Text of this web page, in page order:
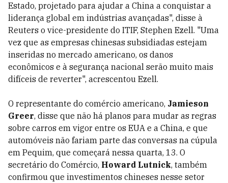
Estado, projetado para ajudar a China a conquistar a
liderança global em indústrias avançadas", disse à
Reuters o vice-presidente do ITIF, Stephen Ezell. "Uma
vez que as empresas chinesas subsidiadas estejam
inseridas no mercado americano, os danos
econômicos e à segurança nacional serão muito mais
difíceis de reverter", acrescentou Ezell.
O representante do comércio americano, Jamieson
Greer, disse que não há planos para mudar as regras
sobre carros em vigor entre os EUA e a China, e que
automóveis não fariam parte das conversas na cúpula
em Pequim, que começará nessa quarta, 13. O
secretário do Comércio, Howard Lutnick, também
confirmou que investimentos chineses nesse setor